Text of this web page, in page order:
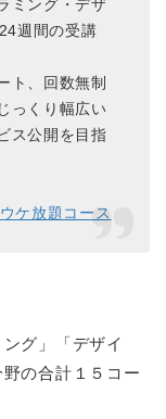
ミング・デザ
週間の受講
ト、回数無制
っくり幅広い
ス公開を目指
ケ放題コース
グ」「デザイ
の合計１５コー